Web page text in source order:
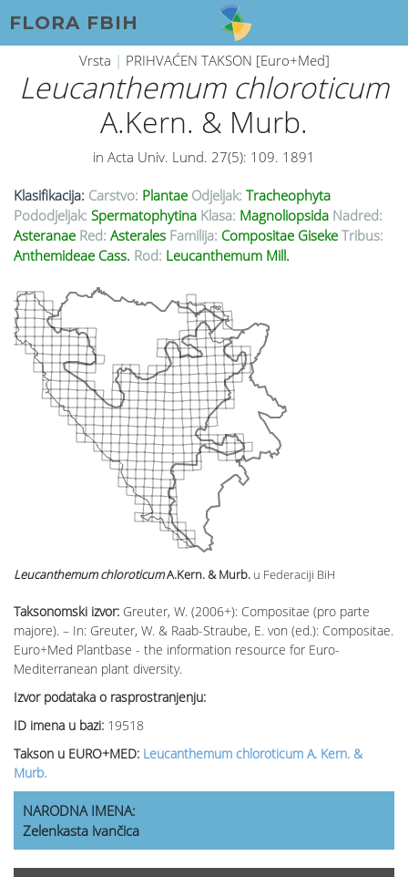
FLORA FBIH
Vrsta | PRIHVAĆEN TAKSON [Euro+Med]
Leucanthemum chloroticum
A.Kern. & Murb.
in Acta Univ. Lund. 27(5): 109. 1891
Klasifikacija: Carstvo: Plantae Odjeljak: Tracheophyta
Pododjeljak: Spermatophytina Klasa: Magnoliopsida Nadred:
Asteranae Red: Asterales Familija: Compositae Giseke Tribus:
Anthemideae Cass. Rod: Leucanthemum Mill.
Taksonomski izvor: Greuter, W. (2006+): Compositae (pro parte
majore). – In: Greuter, W. & Raab-Straube, E. von (ed.): Compositae.
Euro+Med Plantbase - the information resource for Euro-
Mediterranean plant diversity.
Izvor podataka o rasprostranjenju:
ID imena u bazi: 19518
Takson u EURO+MED: Leucanthemum chloroticum A. Kern. &
Murb.
Leucanthemum chloroticumA.Kern. & Murb. u Federaciji BiH
NARODNA IMENA:
Zelenkasta ivančica